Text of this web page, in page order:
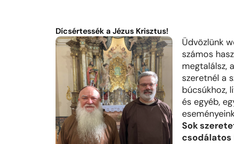
Dícsértessék a Jézus Krisztus!
Üdvözlünk
számos
megtalálsz,
szeretnél a
búcsúkhoz,
és egyéb,
Sok
csodálatos